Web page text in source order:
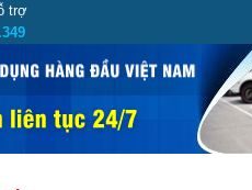
trợ